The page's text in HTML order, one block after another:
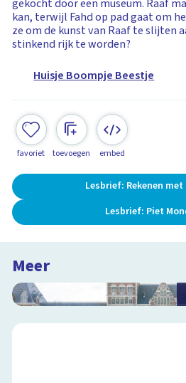
gekocht door een museum. Raaf
kan, terwijl Fahd op pad gaat om
ze om de kunst van Raaf te slijten
stinkend rijk te worden?
Huisje Boompje Beestje
favoriet toevoegen embed
Lesbrief: Rekenen
Lesbrief: Piet
Meer